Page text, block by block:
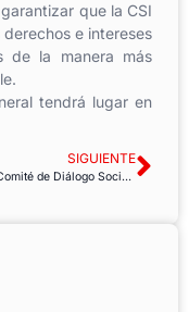
que la CSI
e intereses
de la manera más
tendrá lugar en
SIGUIENTE
EPSU: El Comité de Diálogo Social Sectorial para Hospitales y Asistencia Sanitaria adoptó el Plan de Acción de Prevención de la Violencia y el Acoso a Terceros